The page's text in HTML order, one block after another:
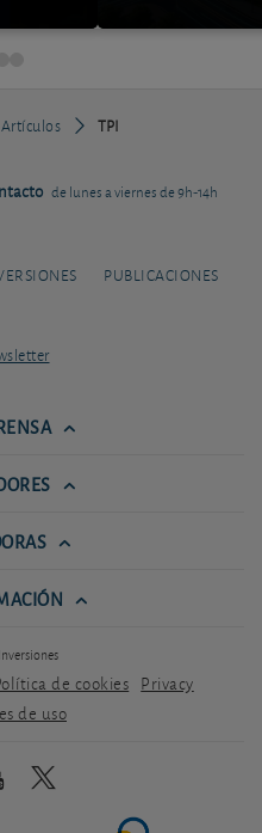
Artículos TPI
de lunes a viernes de 9h-14h
PUBLICACIONES
de cookies Privacy
de uso